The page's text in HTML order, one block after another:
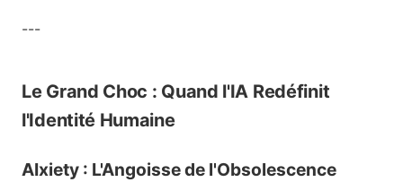
---
Le Grand Choc : Quand l'IA Redéfinit
l'Identité Humaine
AIxiety : L'Angoisse de l'Obsolescence